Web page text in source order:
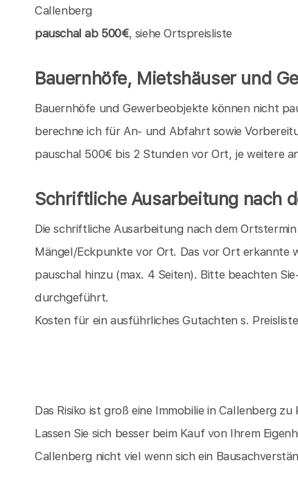
Callenberg
pauschal ab 500€, siehe Ortspreisliste
Bauernhöfe, Mietshäuser und
Bauernhöfe und Gewerbeobjekte können nicht
berechne ich für An- und Abfahrt sowie
pauschal 500€ bis 2 Stunden vor Ort, je weitere
Schriftliche Ausarbeitung nach
Die schriftliche Ausarbeitung nach dem
Mängel/Eckpunkte vor Ort. Das vor Ort erkannte
pauschal hinzu (max. 4 Seiten). Bitte beachten
durchgeführt.
Kosten für ein ausführliches Gutachten s.
Das Risiko ist groß eine Immobilie in Callenberg
Lassen Sie sich besser beim Kauf von Ihrem
Callenberg nicht viel wenn sich ein